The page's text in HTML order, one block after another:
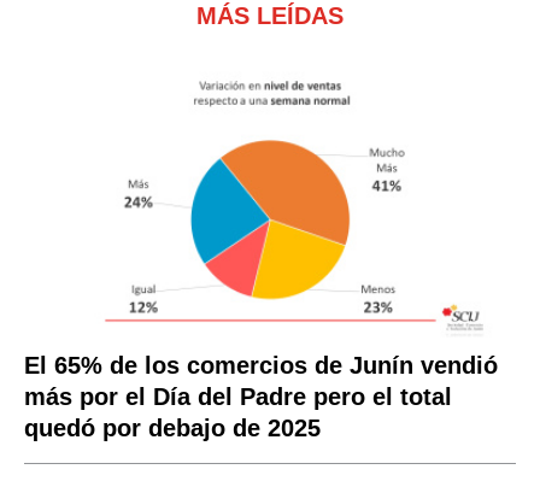
MÁS LEÍDAS
El 65% de los comercios de Junín vendió
más por el Día del Padre pero el total
quedó por debajo de 2025